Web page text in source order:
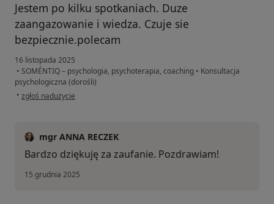
Jestem po kilku spotkaniach. Duze
zaangazowanie i wiedza. Czuje sie
bezpiecznie.polecam
16 listopada 2025
• SOMÉNTIQ – psychologia, psychoterapia, coaching • Konsultacja
psychologiczna (dorośli)
• w opinii użytkownika K.
zgłoś nadużycie
mgr ANNA RECZEK
Bardzo dziękuję za zaufanie. Pozdrawiam!
15 grudnia 2025